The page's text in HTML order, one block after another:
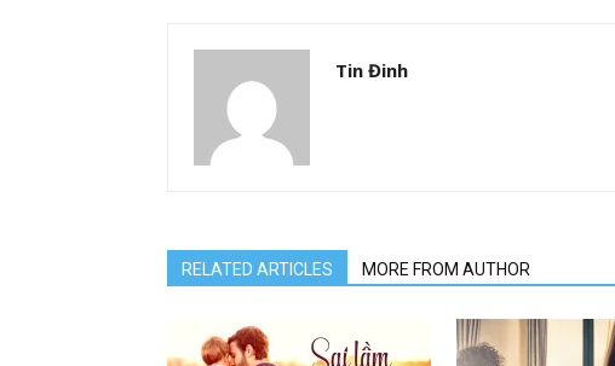
Tin Đinh
RELATED ARTICLES MORE FROM AUTHOR